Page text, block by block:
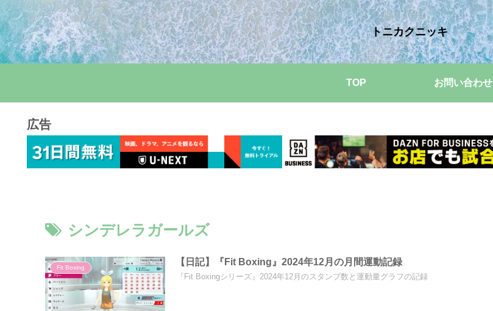
トニカクニッキ
TOP お問い合わせ
広告
シンデレラガールズ
Fit Boxing
【日記】『Fit Boxing』2024年12月の月間運動記録
『Fit Boxingシリーズ』2024年12月のスタンプ数と運動量グラフの記録